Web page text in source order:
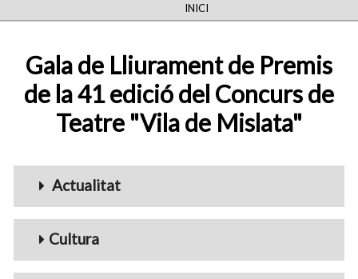
FIL
INICI
Gala de Lliurament de Premis
de la 41 edició del Concurs de
Teatre "Vila de Mislata"
Menu_Videos
Actualitat
Cultura